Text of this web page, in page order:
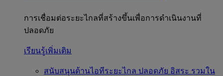
การเชื่อมต่อระยะไกลที่สร้างขึ้นเพื่อการดำเนินงานที่
ปลอดภัย
เรียนรู้เพิ่มเติม
สนับสนุนด้านไอทีระยะไกล ปลอดภัย อิสระ รวมใน